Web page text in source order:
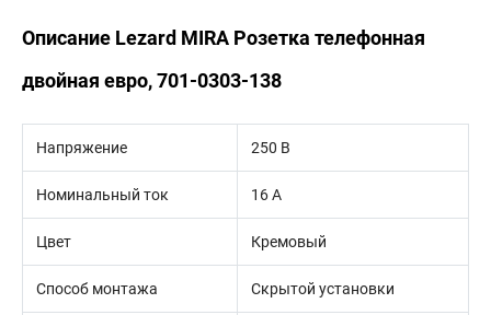
Описание Lezard MIRA Розетка телефонная
двойная евро, 701-0303-138
Напряжение 250 В
Номинальный ток 16 А
Цвет Кремовый
Способ монтажа Скрытой установки